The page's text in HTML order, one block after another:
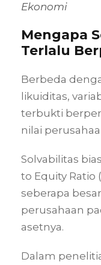
Ekonomi
Mengapa
Terlalu
Berbeda
likuiditas,
terbukti
nilai
Solvabilitas
to Equity Ratio
seberapa
perusahaan
asetnya.
Dalam